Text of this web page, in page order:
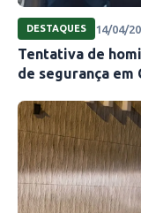
DESTAQUES 14/04/
Tentativa de
de segurança em